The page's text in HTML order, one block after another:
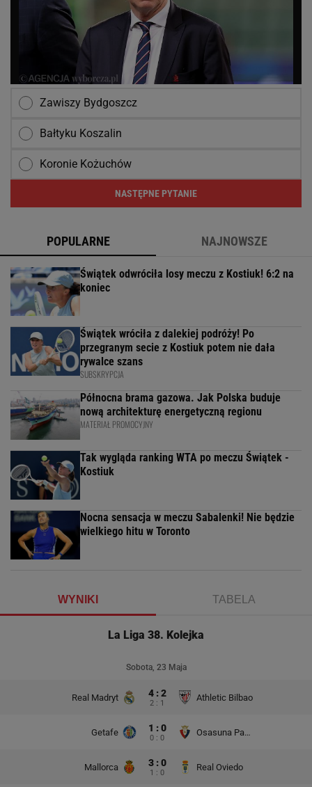
Zawiszy Bydgoszcz
Bałtyku Koszalin
Koronie Kożuchów
NASTĘPNE PYTANIE
POPULARNE NAJNOWSZE
Świątek odwróciła losy meczu z Kostiuk! 6:2 na
koniec
Świątek wróciła z dalekiej podróży! Po
przegranym secie z Kostiuk potem nie dała
rywalce szans
SUBSKRYPCJA
Północna brama gazowa. Jak Polska buduje
nową architekturę energetyczną regionu
MATERIAŁ PROMOCYJNY
Tak wygląda ranking WTA po meczu Świątek -
Kostiuk
Nocna sensacja w meczu Sabalenki! Nie będzie
wielkiego hitu w Toronto
WYNIKI TABELA
La Liga 38. Kolejka
Sobota, 23 Maja
Real Madryt 4 : 2
2 : 1
Athletic Bilbao
Getafe 1 : 0
0 : 0
Osasuna Pampeluna
Mallorca 3 : 0
1 : 0
Real Oviedo